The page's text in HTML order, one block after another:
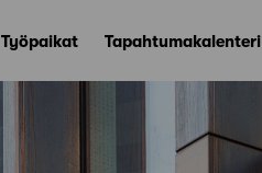
Työpaikat Tapahtumakalenteri